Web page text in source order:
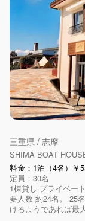
三重県 / 志摩
SHIMA BOAT
料金：1泊（4名）￥
定員：30名
1棟貸し プライベー
要人数 約24名。 25
けるようであれば最